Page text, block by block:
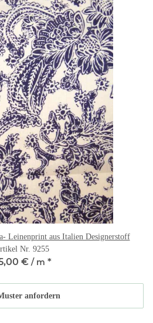
Leinenprint aus Italien Designerstoff
Nr. 9255
€ / m *
anfordern